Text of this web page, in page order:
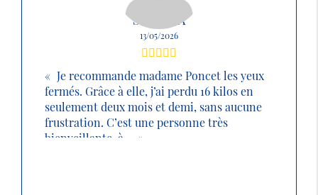
SABRINA
13/05/2026
Je recommande madame Poncet les yeux
fermés. Grâce à elle, j’ai perdu 16 kilos en
seulement deux mois et demi, sans aucune
frustration. C’est une personne très
bienveillante, à ...